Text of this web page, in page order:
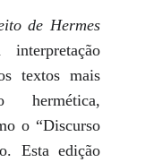
de Hermes
textos mais
hermética,
o “Discurso
Esta edição